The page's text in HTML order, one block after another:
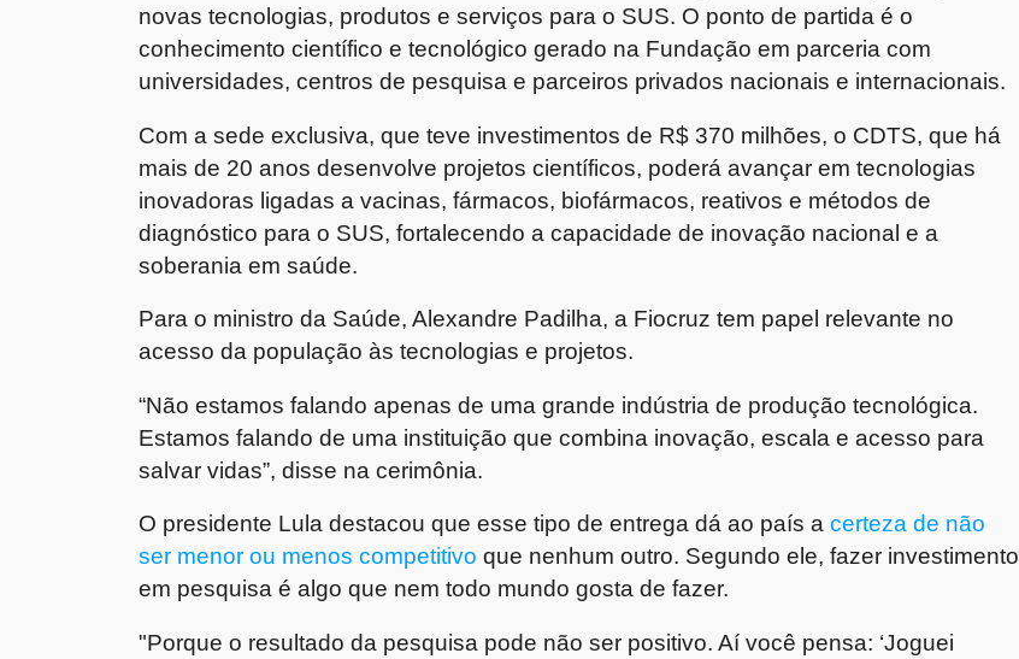
novas tecnologias, produtos e serviços para o SUS. O ponto de partida é o
conhecimento científico e tecnológico gerado na Fundação em parceria com
universidades, centros de pesquisa e parceiros privados nacionais e internacionais.
Com a sede exclusiva, que teve investimentos de R$ 370 milhões, o CDTS, que há
mais de 20 anos desenvolve projetos científicos, poderá avançar em tecnologias
inovadoras ligadas a vacinas, fármacos, biofármacos, reativos e métodos de
diagnóstico para o SUS, fortalecendo a capacidade de inovação nacional e a
soberania em saúde.
Para o ministro da Saúde, Alexandre Padilha, a Fiocruz tem papel relevante no
acesso da população às tecnologias e projetos.
“Não estamos falando apenas de uma grande indústria de produção tecnológica.
Estamos falando de uma instituição que combina inovação, escala e acesso para
salvar vidas”, disse na cerimônia.
O presidente Lula destacou que esse tipo de entrega dá ao país acerteza de não
ser menor ou menos competitivoque nenhum outro. Segundo ele, fazer investimento
em pesquisa é algo que nem todo mundo gosta de fazer.
"Porque o resultado da pesquisa pode não ser positivo. Aí você pensa: ‘Joguei